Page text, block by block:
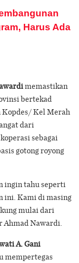
Harus Ada
memastikan
bertekad
Kopdes/ Kel Merah
dari
sebagai
gotong royong
ingin tahu seperti
ini. Kami di masing
mulai dari
Ahmad Nawardi.
A. Gani
mempertegas